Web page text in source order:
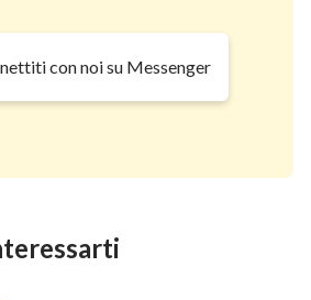
con noi su Messenger